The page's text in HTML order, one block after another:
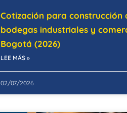
Cotización para construcción
bodegas industriales y
Bogotá (2026)
LEE MÁS »
02/07/2026